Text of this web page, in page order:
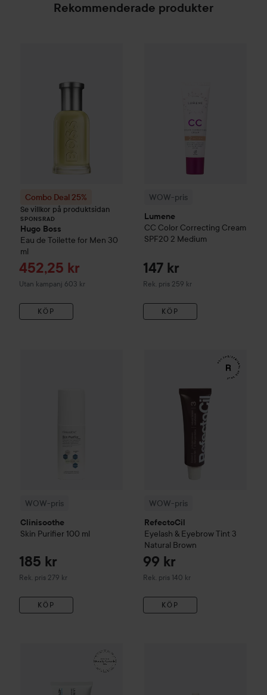
Rekommenderade produkter
Combo Deal 25%
Se villkor på produktsidan
SPONSRAD
Hugo Boss
Eau de Toilette for Men 30
ml
Reapris
452,25 kr
Utan kampanj 603 kr
KÖP
WOW-pris
Lumene
CC Color Correcting Cream
SPF20 2 Medium
147 kr
Rek. pris 259 kr
Rekommenderat pris 259 kr
KÖP
WOW-pris
Clinisoothe
Skin Purifier 100 ml
185 kr
Rek. pris 279 kr
Rekommenderat pris 279 kr
KÖP
Rekommenderat pris 279 kr
WOW-pris
RefectoCil
Eyelash & Eyebrow Tint 3
Natural Brown
99 kr
Rek. pris 140 kr
Rekommenderat pris 140 kr
KÖP
RefectoCilEyelash
La Roche-Posay